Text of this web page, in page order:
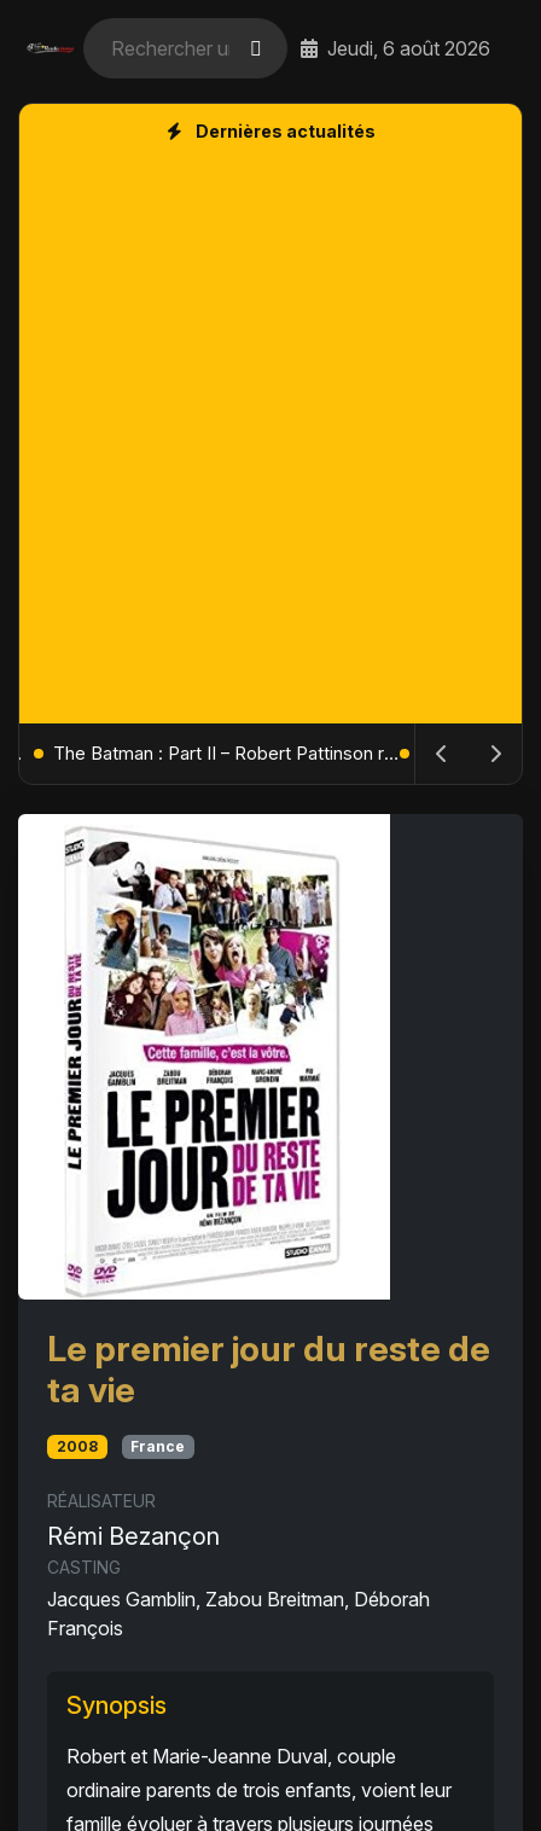
Jeudi, 6 août 2026
Dernières actualités
L'Âge de Glace : Le Réveil du Volcan – Manny, Sid et Diego de retour pour une aventure explosive The Batman : Part II – Robert Pattinson replonge dans les ténèbres de Gotham dès octobre 2027
Le premier jour du reste de
ta vie
2008 France
RÉALISATEUR
Rémi Bezançon
CASTING
Jacques Gamblin, Zabou Breitman, Déborah
François
Synopsis
Robert et Marie-Jeanne Duval, couple
ordinaire parents de trois enfants, voient leur
famille évoluer à travers plusieurs journées